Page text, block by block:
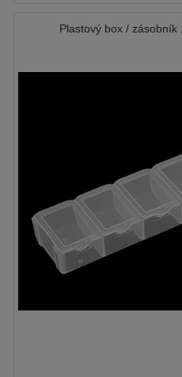
Plastový box /